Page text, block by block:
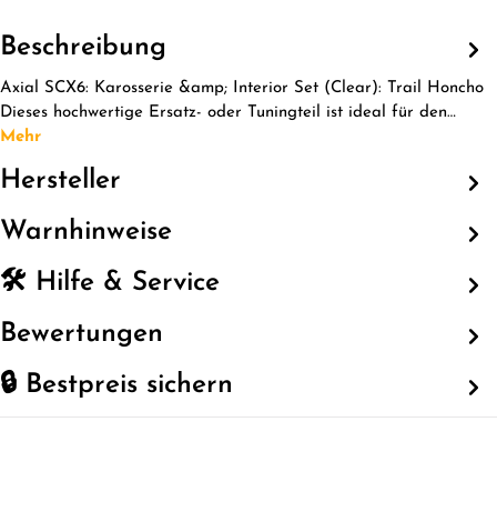
Beschreibung
Axial SCX6: Karosserie &amp; Interior Set (Clear): Trail Honcho
Dieses hochwertige Ersatz- oder Tuningteil ist ideal für den…
Mehr
Hersteller
Warnhinweise
🛠️ Hilfe & Service
Bewertungen
🔒 Bestpreis sichern